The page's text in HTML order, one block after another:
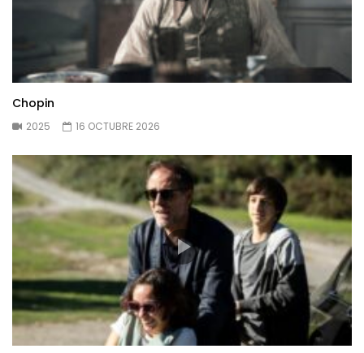
Chopin
2025 16 OCTUBRE 2026